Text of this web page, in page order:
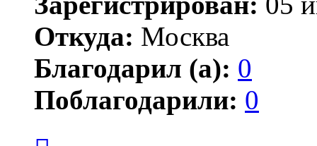
Откуда: Москва
Благодарил (а): 0
Поблагодарили: 0